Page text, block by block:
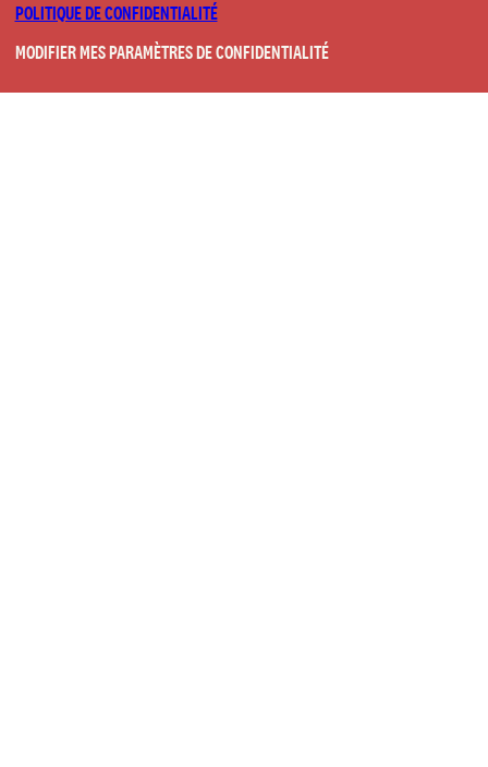
POLITIQUE DE CONFIDENTIALITÉ
MODIFIER MES PARAMÈTRES DE CONFIDENTIALITÉ